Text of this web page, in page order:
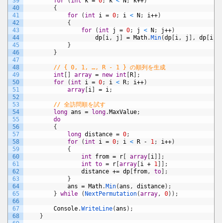
40
41
42
43
44
45
46
47
48
49
50
51
52
53
54
55
56
57
58
59
60
61
62
63
64
65
66
67
68
{
for
( int i = 0; i < N ; i++)
{
for
( int j = 0; j < N ; j++)
dp i, j = Math. Min(dp i, j , dp i
}
}
// { 0, 1, …, R - 1 } の順列を生成
int
array = new int R
;
for
( int i = 0; i < R; i++)
array i = i;
// 全訪問順を試す
long ans = long. MaxValue;
do
{
long distance = 0;
for
( int i = 0; i < R - 1; i++)
{
int
from = r array i
;
int to = r array i + 1
;
distance += dp from, to
;
}
ans = Math. Min(ans , distance) ;
} while ( NextPermutation(array, 0) ) ;
Console.WriteLine(ans ) ;
}